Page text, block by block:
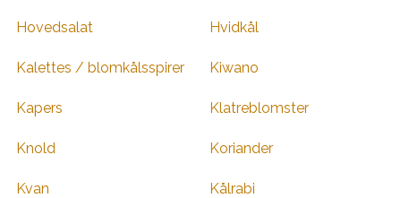
Hovedsalat Hvidkål
Kalettes / blomkålsspirer Kiwano
Kapers Klatreblomster
Knold Koriander
Kvan Kålrabi